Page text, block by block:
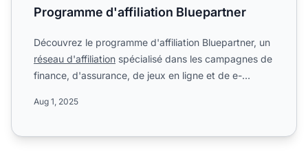
Programme d'affiliation Bluepartner
Découvrez le programme d'affiliation Bluepartner, un
réseau d'affiliation spécialisé dans les campagnes de
finance, d'assurance, de jeux en ligne et de e-
Aug 1, 2025